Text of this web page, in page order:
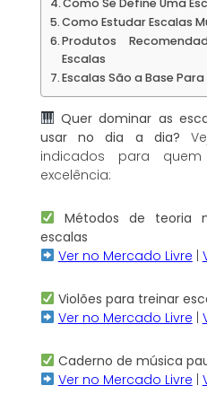
Como Estudar Escalas
Produtos
Escalas
Escalas São a Base
Quer dominar as
usar no dia a dia?
indicados para
excelência:
Métodos de teoria
escalas
Ver no Mercado Livre |
Violões para treinar
Ver no Mercado Livre |
Caderno de música
Ver no Mercado Livre |